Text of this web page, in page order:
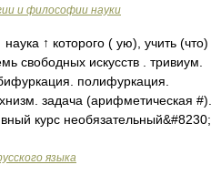
и философии науки
↑ которого ( ую), учить (что)
свободных искусств . тривиум.
полифуркация.
задача (арифметическая #).
курс необязательный&#8230;
языка